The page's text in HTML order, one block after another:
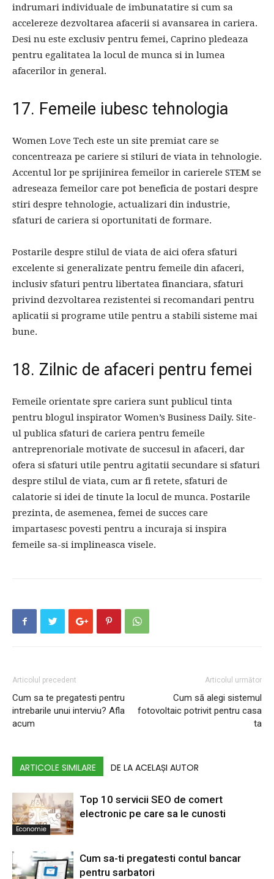
indrumari individuale de imbunatatire si cum sa
accelereze dezvoltarea afacerii si avansarea in cariera.
Desi nu este exclusiv pentru femei, Caprino pledeaza
pentru egalitatea la locul de munca si in lumea
afacerilor in general.
17. Femeile iubesc tehnologia
Women Love Tech este un site premiat care se
concentreaza pe cariere si stiluri de viata in tehnologie.
Accentul lor pe sprijinirea femeilor in carierele STEM se
adreseaza femeilor care pot beneficia de postari despre
stiri despre tehnologie, actualizari din industrie,
sfaturi de cariera si oportunitati de formare.
Postarile despre stilul de viata de aici ofera sfaturi
excelente si generalizate pentru femeile din afaceri,
inclusiv sfaturi pentru libertatea financiara, sfaturi
privind dezvoltarea rezistentei si recomandari pentru
aplicatii si programe utile pentru a stabili sisteme mai
bune.
18. Zilnic de afaceri pentru femei
Femeile orientate spre cariera sunt publicul tinta
pentru blogul inspirator Women’s Business Daily. Site-
ul publica sfaturi de cariera pentru femeile
antreprenoriale motivate de succesul in afaceri, dar
ofera si sfaturi utile pentru agitatii secundare si sfaturi
despre stilul de viata, cum ar fi retete, sfaturi de
calatorie si idei de tinute la locul de munca. Postarile
prezinta, de asemenea, femei de succes care
impartasesc povesti pentru a incuraja si inspira
femeile sa-si implineasca visele.
Articolul precedent
Cum sa te pregatesti pentru
intrebarile unui interviu? Afla
acum
Articolul următor
Cum să alegi sistemul
fotovoltaic potrivit pentru casa
ta
ARTICOLE SIMILARE DE LA ACELAȘI AUTOR
Economie
Top 10 servicii SEO de comert
electronic pe care sa le cunosti
Cum sa-ti pregatesti contul bancar
pentru sarbatori